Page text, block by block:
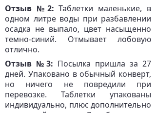
Отзыв №2: Таблетки маленькие, в
одном литре воды при разбавлении
осадка не выпало, цвет насыщенно
темно-синий. Отмывает лобовую
отлично.
Отзыв №3: Посылка пришла за 27
дней. Упаковано в обычный конверт,
но ничего не повредили при
перевозке. Таблетки упакованы
индивидуально, плюс дополнительно